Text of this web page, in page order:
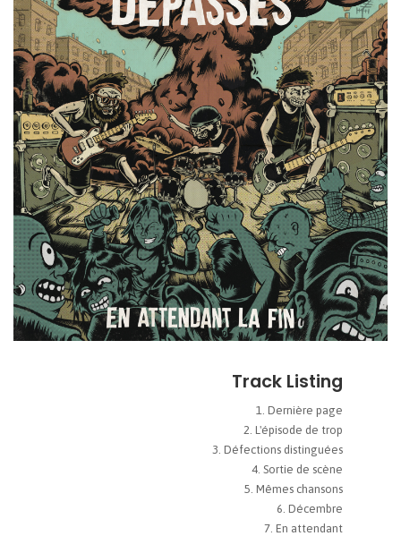
Track Listing
Dernière page
L'épisode de trop
Défections distinguées
Sortie de scène
Mêmes chansons
Décembre
En attendant